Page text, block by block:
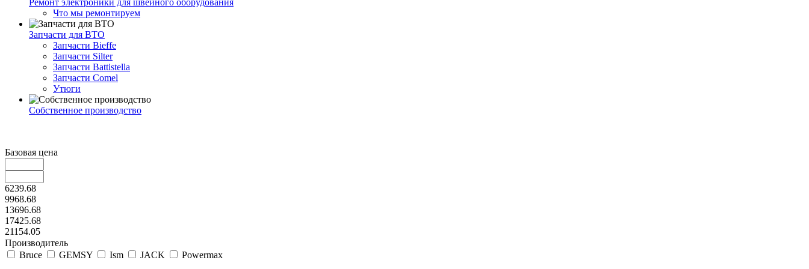
Что мы ремонтируем
Запчасти для ВТО
Запчасти Bieffe
Запчасти Silter
Запчасти Battistella
Запчасти Comel
Утюги
Собственное производство
Базовая цена
6239.68
9968.68
13696.68
17425.68
21154.05
Производитель
Bruce
GEMSY Ism JACK Powermax